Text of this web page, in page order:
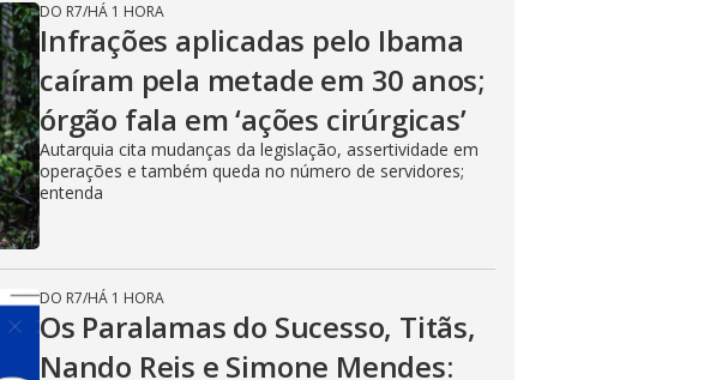
DO R7/HÁ 1 HORA
Infrações aplicadas pelo Ibama
caíram pela metade em 30 anos;
órgão fala em ‘ações cirúrgicas’
Autarquia cita mudanças da legislação, assertividade em
operações e também queda no número de servidores;
entenda
DO R7/HÁ 1 HORA
Os Paralamas do Sucesso, Titãs,
Nando Reis e Simone Mendes: